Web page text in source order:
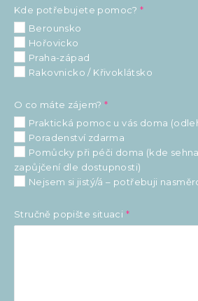
o
m
o
c
T
f
Kde potřebujete pomoc?*
Berounsko
Hořovicko
Praha-západ
Rakovnicko / Křivoklátsko
O co máte zájem? *
Praktická pomoc u vás doma
Poradenství zdarma
Pomůcky při péči doma (kde
zapůjčení dle dostupnosti)
Nejsem si jistý/á – potřebuji
Stručně popište situaci *